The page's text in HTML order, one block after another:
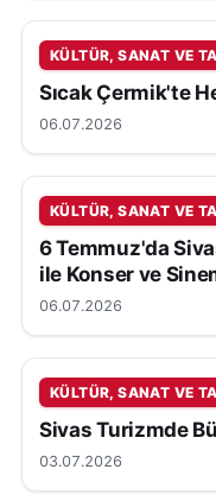
KÜLTÜR, SANAT VE
Sıcak Çermik'te
06.07.2026
KÜLTÜR, SANAT VE
6 Temmuz'da
ile Konser ve
06.07.2026
KÜLTÜR, SANAT VE
Sivas Turizmde
03.07.2026